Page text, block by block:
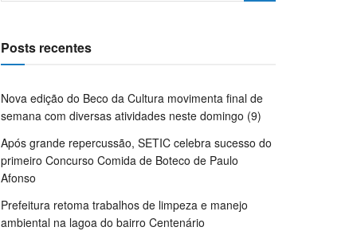
Posts recentes
Nova edição do Beco da Cultura movimenta final de
semana com diversas atividades neste domingo (9)
Após grande repercussão, SETIC celebra sucesso do
primeiro Concurso Comida de Boteco de Paulo
Afonso
Prefeitura retoma trabalhos de limpeza e manejo
ambiental na lagoa do bairro Centenário